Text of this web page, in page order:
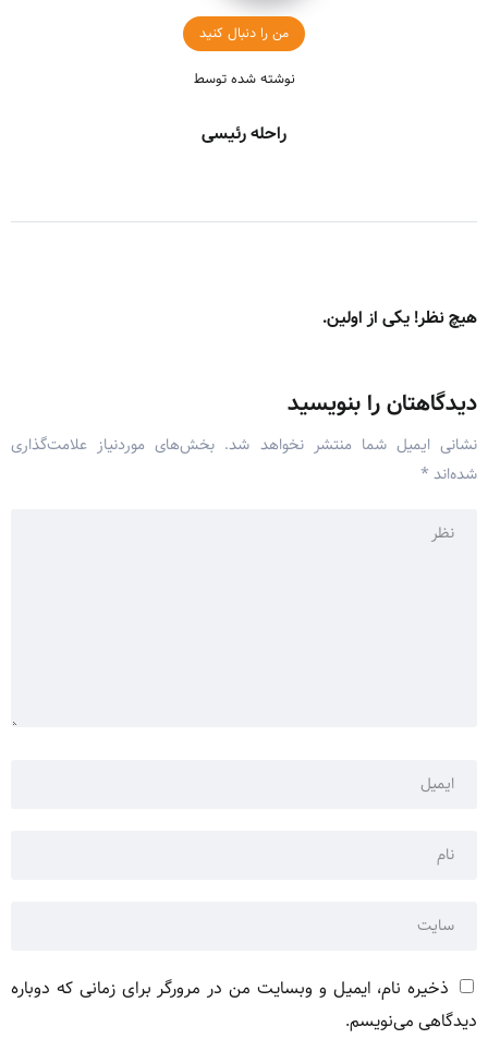
من را دنبال کنید
نوشته شده توسط
راحله رئیسی
هیچ نظر! یکی از اولین.
دیدگاهتان را بنویسید
نشانی ایمیل شما منتشر نخواهد شد. بخش‌های موردنیاز علامت‌گذاری
شده‌اند *
ذخیره نام، ایمیل و وبسایت من در مرورگر برای زمانی که دوباره
دیدگاهی می‌نویسم.